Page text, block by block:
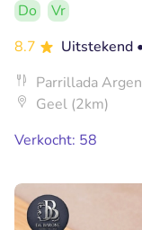
Do
Vr
8.7
Uitstekend
Parrillada
Geel (2km)
Verkocht: 58